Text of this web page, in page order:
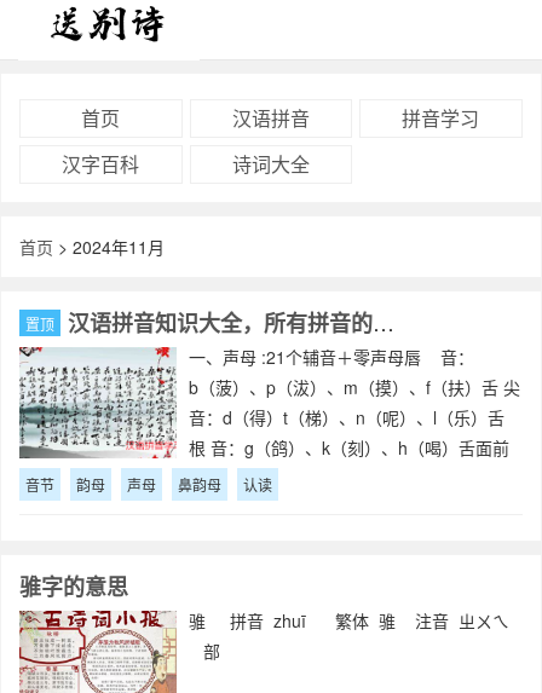
首页 汉语拼音
拼音学习
汉字百科
诗词大全
首页 > 2024年11月
置顶 汉语拼音知识大全，所有拼音的知识点
一、声母 :21个辅音＋零声母唇 音：
b（菠）、p（沷）、m（摸）、f（扶）舌 尖
音：d（得）t（梯）、n（呢）、l（乐）舌
根 音：g（鸽）、k（刻）、h（喝）舌面前
音：j（鸡）、q（旗）、x(嘻）舌尖后音：
zh（蜘）、ch（吃）、sh（狮
音节 韵母 声母 鼻韵母 认读
骓字的意思
骓 拼音 zhuī 繁体 骓 注音 ㄓㄨㄟ
部